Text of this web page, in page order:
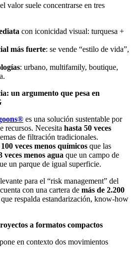
valor suele concentrarse en tres
con iconicidad visual: turquesa +
más fuerte: se vende “estilo de vida”,
: urbano, multifamily, boutique,
un argumento que pesa en
es una solución sustentable por
recursos. Necesita hasta 50 veces
de filtración tradicionales.
veces menos químicos que las
veces menos agua que un campo de
un parque de igual superficie.
para el “risk management” del
con una cartera de más de 2.200
respalda estandarización, know-how
a formatos compactos
en contexto dos movimientos